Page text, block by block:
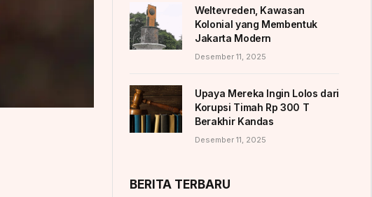
Weltevreden, Kawasan
Kolonial yang Membentuk
Jakarta Modern
Desember 11, 2025
Upaya Mereka Ingin Lolos dari
Korupsi Timah Rp 300 T
Berakhir Kandas
Desember 11, 2025
BERITA TERBARU